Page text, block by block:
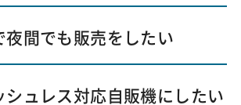
夜間でも販売をしたい
シュレス対応自販機にしたい